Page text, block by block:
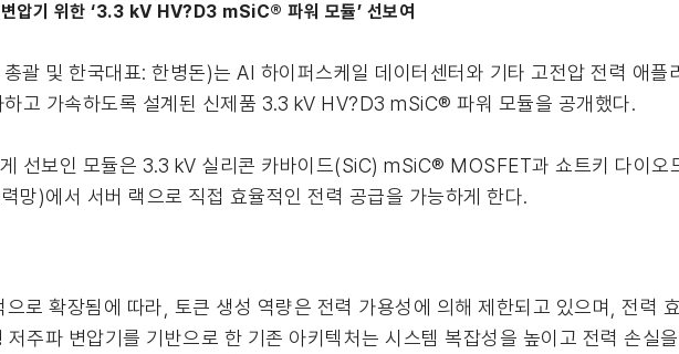
압기 위한 ‘3.3 kV HV?D3 mSiC® 파워 모듈’ 선보여
괄 및 한국대표: 한병돈)는 AI 하이퍼스케일 데이터센터와 기타 고전압 전력 애플
고 가속하도록 설계된 신제품 3.3 kV HV?D3 mSiC® 파워 모듈을 공개했다.
선보인 모듈은 3.3 kV 실리콘 카바이드(SiC) mSiC® MOSFET과 쇼트키 다이
망)에서 서버 랙으로 직접 효율적인 전력 공급을 가능하게 한다.
로 확장됨에 따라, 토큰 생성 역량은 전력 가용성에 의해 제한되고 있으며, 전력
주파 변압기를 기반으로 한 기존 아키텍처는 시스템 복잡성을 높이고 전력 손실